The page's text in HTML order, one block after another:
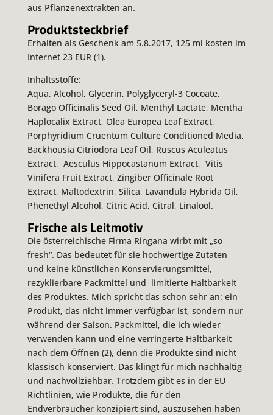
aus Pflanzenextrakten an.
Produktsteckbrief
Erhalten als Geschenk am 5.8.2017, 125 ml kosten im
Internet 23 EUR (1).
Inhaltsstoffe:
Aqua, Alcohol, Glycerin, Polyglyceryl-3 Cocoate,
Borago Officinalis Seed Oil, Menthyl Lactate, Mentha
Haplocalix Extract, Olea Europea Leaf Extract,
Porphyridium Cruentum Culture Conditioned Media,
Backhousia Citriodora Leaf Oil, Ruscus Aculeatus
Extract, Aesculus Hippocastanum Extract, Vitis
Vinifera Fruit Extract, Zingiber Officinale Root
Extract, Maltodextrin, Silica, Lavandula Hybrida Oil,
Phenethyl Alcohol, Citric Acid, Citral, Linalool.
Frische als Leitmotiv
Die österreichische Firma Ringana wirbt mit „so
fresh“. Das bedeutet für sie hochwertige Zutaten
und keine künstlichen Konservierungsmittel,
rezyklierbare Packmittel und limitierte Haltbarkeit
des Produktes. Mich spricht das schon sehr an: ein
Produkt, das nicht immer verfügbar ist, sondern nur
während der Saison. Packmittel, die ich wieder
verwenden kann und eine verringerte Haltbarkeit
nach dem Öffnen (2), denn die Produkte sind nicht
klassisch konserviert. Das klingt für mich nachhaltig
und nachvollziehbar. Trotzdem gibt es in der EU
Richtlinien, wie Produkte, die für den
Endverbraucher konzipiert sind, auszusehen haben